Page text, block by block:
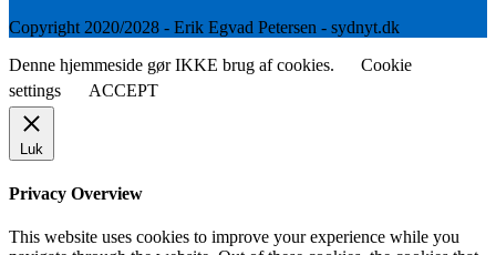
Copyright 2020/2028 - Erik Egvad Petersen - sydnyt.dk
Denne hjemmeside gør IKKE brug af cookies.
Cookie
settings
ACCEPT
Luk
Privacy Overview
This website uses cookies to improve your experience while you